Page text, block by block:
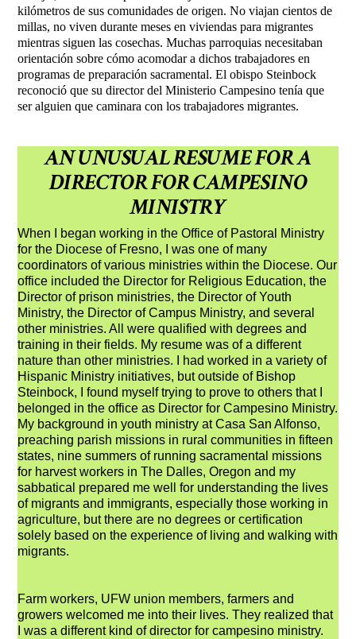
kilómetros de sus comunidades de origen. No viajan cientos de
millas, no viven durante meses en viviendas para migrantes
mientras siguen las cosechas. Muchas parroquias necesitaban
orientación sobre cómo acomodar a dichos trabajadores en
programas de preparación sacramental. El obispo Steinbock
reconoció que su director del Ministerio Campesino tenía que
ser alguien que caminara con los trabajadores migrantes.
AN UNUSUAL RESUME FOR A
DIRECTOR FOR CAMPESINO
MINISTRY
When I began working in the Office of Pastoral Ministry
for the Diocese of Fresno, I was one of many
coordinators of various ministries within the Diocese. Our
office included the Director for Religious Education, the
Director of prison ministries, the Director of Youth
Ministry, the Director of Campus Ministry, and several
other ministries. All were qualified with degrees and
training in their fields. My resume was of a different
nature than other ministries. I had worked in a variety of
Hispanic Ministry initiatives, but outside of Bishop
Steinbock, I found myself trying to prove to others that I
belonged in the office as Director for Campesino Ministry.
My background in youth ministry at Casa San Alfonso,
preaching parish missions in rural communities in fifteen
states, nine summers of running sacramental missions
for harvest workers in The Dalles, Oregon and my
sabbatical prepared me well for understanding the lives
of migrants and immigrants, especially those working in
agriculture, but there are no degrees or certification
solely based on the experience of living and walking with
migrants.
Farm workers, UFW union members, farmers and
growers welcomed me into their lives. They realized that
I was a different kind of director for campesino ministry.